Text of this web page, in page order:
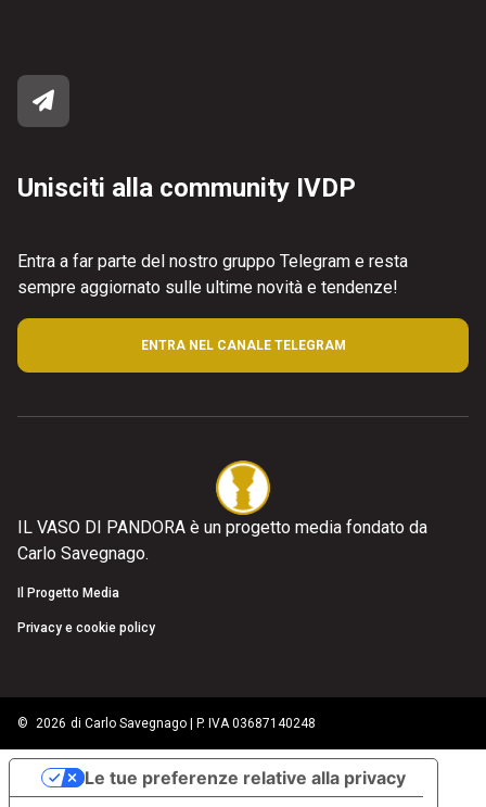
Unisciti alla community IVDP
Entra a far parte del nostro gruppo Telegram e resta
sempre aggiornato sulle ultime novità e tendenze!
ENTRA NEL CANALE TELEGRAM
IL VASO DI PANDORA è un progetto media fondato da
Carlo Savegnago.
Il Progetto Media
Privacy e cookie policy
© 2026 di Carlo Savegnago | P. IVA 03687140248
Le tue preferenze relative alla privacy